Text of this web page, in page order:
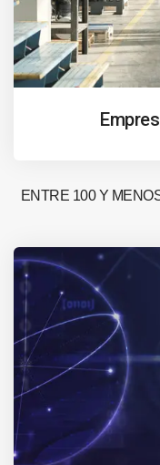
ENTRE 100 Y